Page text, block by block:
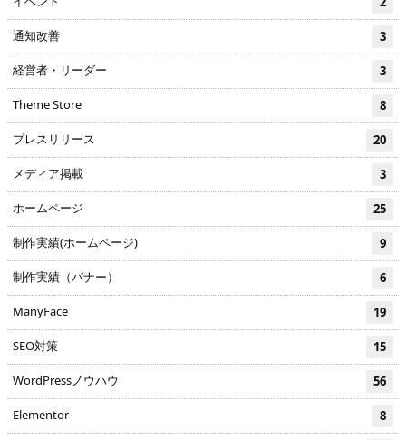
通知改善 3
経営者・リーダー 3
Theme Store 8
プレスリリース 20
メディア掲載 3
ホームページ 25
制作実績(ホームページ) 9
制作実績（バナー） 6
ManyFace 19
SEO対策 15
WordPressノウハウ 56
Elementor 8